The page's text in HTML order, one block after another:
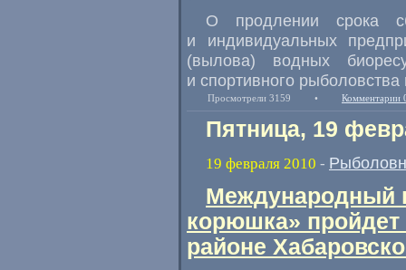
О продлении срока
и индивидуальных
(вылова) водных
и спортивного рыболовства
Просмотрели 3159 • Комментарии
Пятница, 19
19 февраля 2010 -
Международный
корюшка»
районе